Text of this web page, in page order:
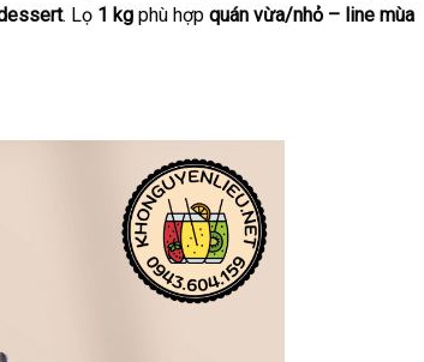
. Lọ 1 kg phù hợp quán vừa/nhỏ – line mùa